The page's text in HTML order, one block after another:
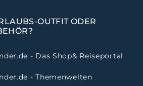
OUTFIT ODER
- Das Shop& Reiseportal
- Themenwelten